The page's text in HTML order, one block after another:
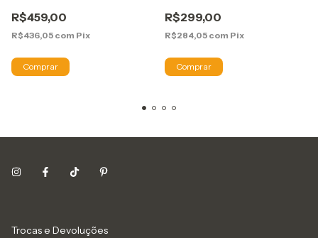
R$459,00
R$436,05 com Pix
R$299,00
R$284,05 com Pix
Trocas e Devoluções